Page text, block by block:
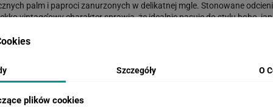
palm i paproci zanurzonych w delikatnej mgle. Stonowane
vintage’owy charakter sprawia, że idealnie pasuje do stylu boho,
WIZUALIZACJE PRODUKTU
Szczegóły O
plików cookies